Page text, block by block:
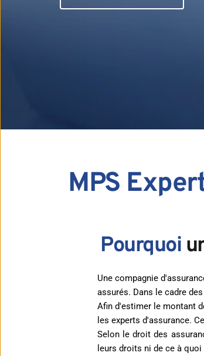
MPS
Pourquoi
Une compagnie
assurés. Dans le cadre
Afin d'estimer le montant
les experts d'assurance.
Selon le droit des
leurs droits ni de ce à